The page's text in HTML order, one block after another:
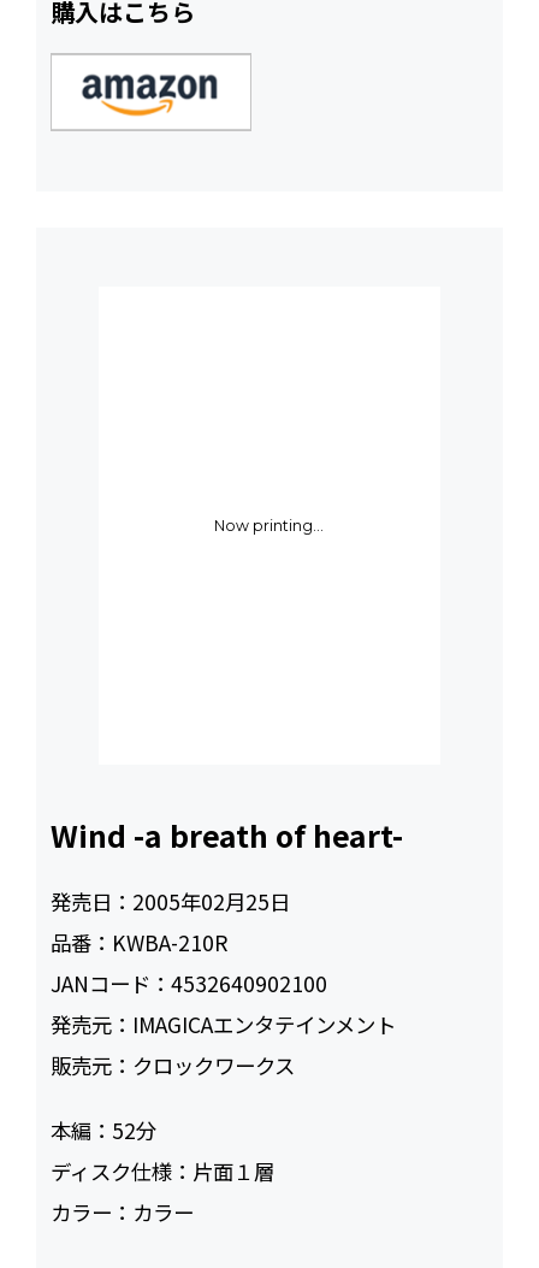
購入はこちら
Now printing...
Wind -a breath of heart-
発売日： 2005年02月25日
品番： KWBA-210R
JANコード：4532640902100
発売元： IMAGICAエンタテインメント
販売元： クロックワークス
本編： 52
ディスク仕様： 片面１層
カラー： カラー